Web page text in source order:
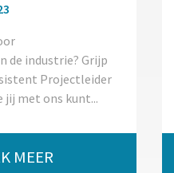
de industrie? Grijp
Projectleider
jij met ons kunt...
MEER